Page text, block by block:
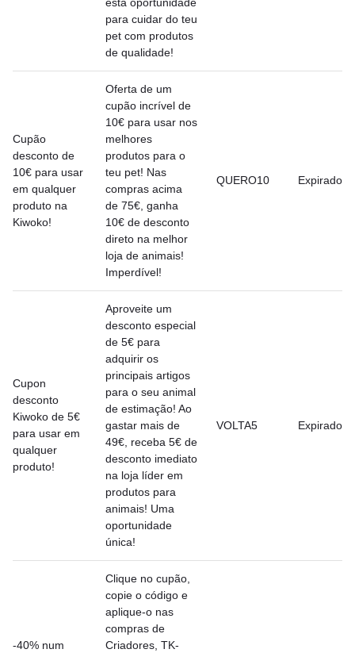
esta oportunidade
para cuidar do teu
pet com produtos
de qualidade!
Cupão
desconto de
10€ para usar
em qualquer
produto na
Kiwoko!
Oferta de um
cupão incrível de
10€ para usar nos
melhores
produtos para o
teu pet! Nas
compras acima
de 75€, ganha
10€ de desconto
direto na melhor
loja de animais!
Imperdível!
QUERO10 Expirado
Cupon
desconto
Kiwoko de 5€
para usar em
qualquer
produto!
Aproveite um
desconto especial
de 5€ para
adquirir os
principais artigos
para o seu animal
de estimação! Ao
gastar mais de
49€, receba 5€ de
desconto imediato
na loja líder em
produtos para
animais! Uma
oportunidade
única!
VOLTA5 Expirado
-40% num
Clique no cupão,
copie o código e
aplique-o nas
compras de
Criadores, TK-